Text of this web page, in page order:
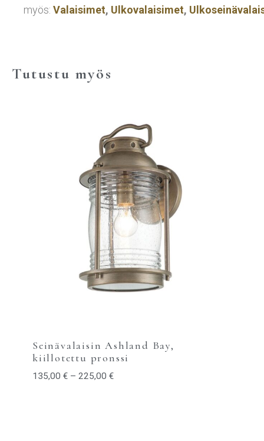
myös: Valaisimet, Ulkovalaisimet,
Tutustu myös
Seinävalaisin Ashland Bay,
kiillotettu pronssi
135,00 € – 225,00 €